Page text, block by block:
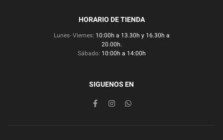
HORARIO DE TIENDA
Lunes- Viernes: 10:00h a 13.30h y 16.30h a
20.00h.
Sábado: 10:00h a 14:00h
SIGUENOS EN